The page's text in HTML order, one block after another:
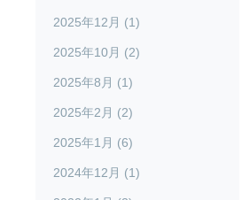
2025年12月 (1)
2025年10月 (2)
2025年8月 (1)
2025年2月 (2)
2025年1月 (6)
2024年12月 (1)